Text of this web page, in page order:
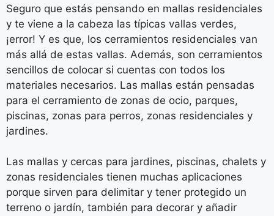
Seguro que estás pensando en mallas residenciales
y te viene a la cabeza las típicas vallas verdes,
¡error! Y es que, los cerramientos residenciales van
más allá de estas vallas. Además, son cerramientos
sencillos de colocar si cuentas con todos los
materiales necesarios. Las mallas están pensadas
para el cerramiento de zonas de ocio, parques,
piscinas, zonas para perros, zonas residenciales y
jardines.
Las mallas y cercas para jardines, piscinas, chalets y
zonas residenciales tienen muchas aplicaciones
porque sirven para delimitar y tener protegido un
terreno o jardín, también para decorar y añadir